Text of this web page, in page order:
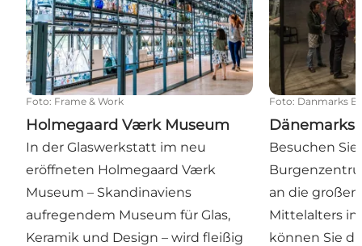
Foto: Frame & Work
Holmegaard Værk Museum
In der Glaswerkstatt im neu
eröffneten Holmegaard Værk
Museum – Skandinaviens
aufregendem Museum für Glas,
Keramik und Design – wird fleißig
Foto: Danmarks
Dänemarks
Besuchen
an die
Mittelalters in
können Sie